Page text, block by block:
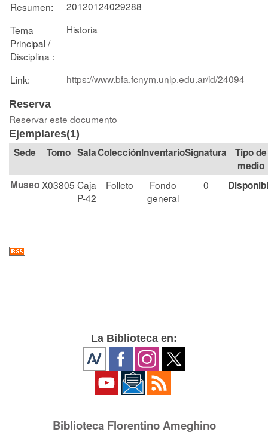
Resumen:
20120124029288
Tema
Principal /
Disciplina :
Historia
Link: https://www.bfa.fcnym.unlp.edu.ar/id/24094
Reserva
Reservar este documento
Ejemplares(1)
Tomo SalaColección Signatura
Tipo de
medio
MuseoX03805 Caja
P-42
Folleto
Fondo
general
0
La Biblioteca en:
Biblioteca Florentino Ameghino